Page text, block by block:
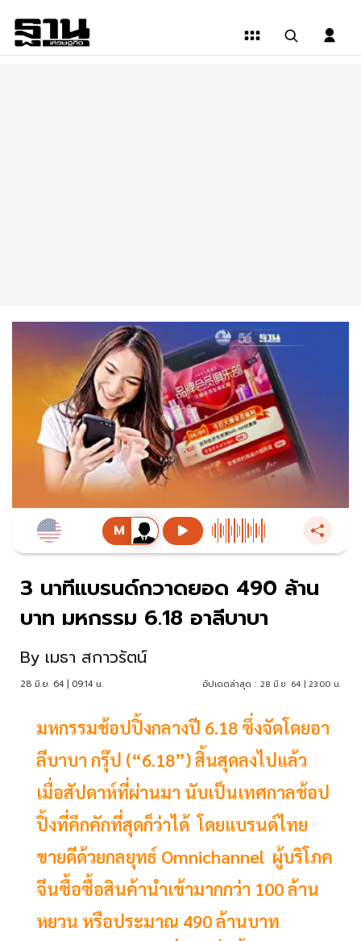
3 นาทีแบรนด์กวาดยอด 490 ล้าน
บาท มหกรรม 6.18 อาลีบาบา
By เมธา สกาวรัตน์
28 มิ.ย. 64 | 09:14 น. อัปเดตล่าสุด : 28 มิ.ย. 64 | 23:00 น.
มหกรรมช้อปปิ้งกลางปี 6.18 ซึ่งจัดโดยอา
ลีบาบา กรุ๊ป (“6.18”) สิ้นสุดลงไปแล้ว
เมื่อสัปดาห์ที่ผ่านมา นับเป็นเทศกาลช้อป
ปิ้งที่คึกคักที่สุดก็ว่าได้ โดยแบรนด์ไทย
ขายดีด้วยกลยุทธ์ Omnichannel ผู้บริโภค
จีนซื้อซื้อสินค้านำเข้ามากกว่า 100 ล้าน
หยวน หรือประมาณ 490 ล้านบาท